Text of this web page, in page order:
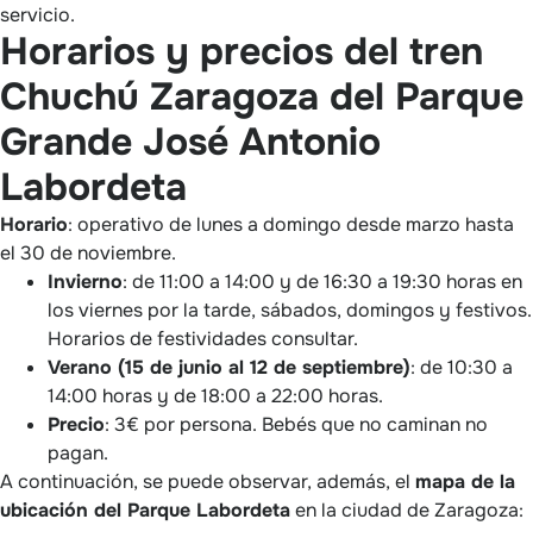
servicio.
Horarios y precios del tren
Chuchú Zaragoza del Parque
Grande José Antonio
Labordeta
Horario: operativo de lunes a domingo desde marzo hasta
el 30 de noviembre.
Invierno: de 11:00 a 14:00 y de 16:30 a 19:30 horas en
los viernes por la tarde, sábados, domingos y festivos.
Horarios de festividades consultar.
Verano (15 de junio al 12 de septiembre): de 10:30 a
14:00 horas y de 18:00 a 22:00 horas.
Precio: 3€ por persona. Bebés que no caminan no
pagan.
A continuación, se puede observar, además, el mapa de la
ubicación del Parque Labordetaen la ciudad de Zaragoza: